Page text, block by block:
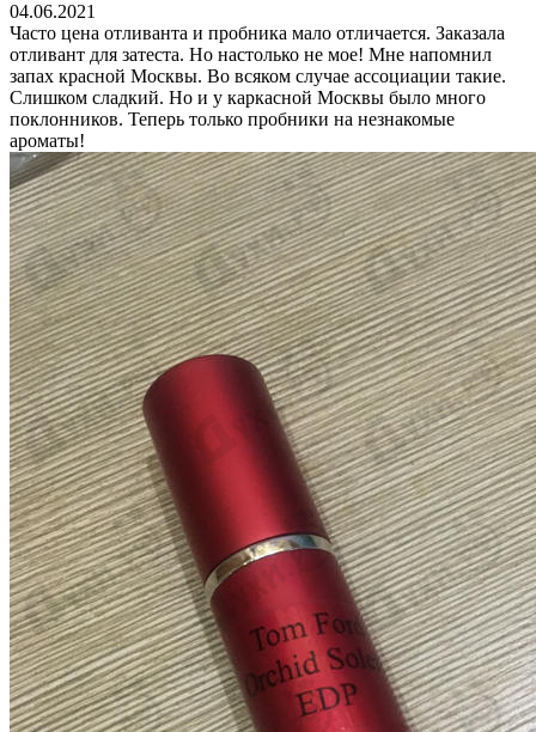
04.06.2021
Часто цена отливанта и пробника мало отличается. Заказала
отливант для затеста. Но настолько не мое! Мне напомнил
запах красной Москвы. Во всяком случае ассоциации такие.
Слишком сладкий. Но и у каркасной Москвы было много
поклонников. Теперь только пробники на незнакомые
ароматы!